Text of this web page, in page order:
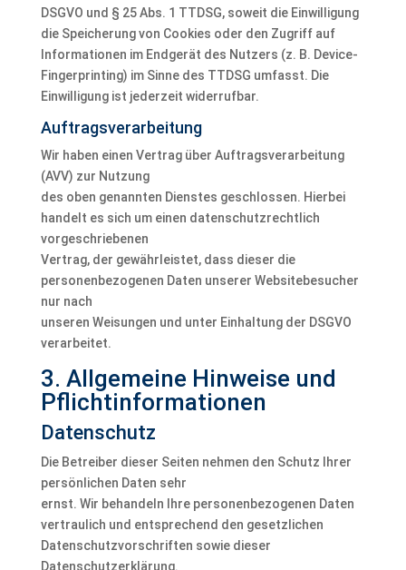
DSGVO und § 25 Abs. 1 TTDSG, soweit die Einwilligung
die Speicherung von Cookies oder den Zugriff auf
Informationen im Endgerät des Nutzers (z. B. Device-
Fingerprinting) im Sinne des TTDSG umfasst. Die
Einwilligung ist jederzeit widerrufbar.
Auftragsverarbeitung
Wir haben einen Vertrag über Auftragsverarbeitung
(AVV) zur Nutzung
des oben genannten Dienstes geschlossen. Hierbei
handelt es sich um einen datenschutzrechtlich
vorgeschriebenen
Vertrag, der gewährleistet, dass dieser die
personenbezogenen Daten unserer Websitebesucher
nur nach
unseren Weisungen und unter Einhaltung der DSGVO
verarbeitet.
3. Allgemeine Hinweise und
Pflicht­informationen
Datenschutz
Die Betreiber dieser Seiten nehmen den Schutz Ihrer
persönlichen Daten sehr
ernst. Wir behandeln Ihre personenbezogenen Daten
vertraulich und entsprechend den gesetzlichen
Datenschutzvorschriften sowie dieser
Datenschutzerklärung.